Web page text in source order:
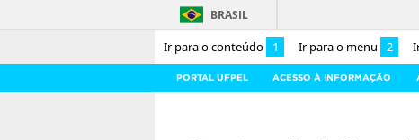
Ir para o conteúdo 1 Ir para o menu 2
BRASIL
PORTAL UFPEL ACESSO À INFORMAÇÃO